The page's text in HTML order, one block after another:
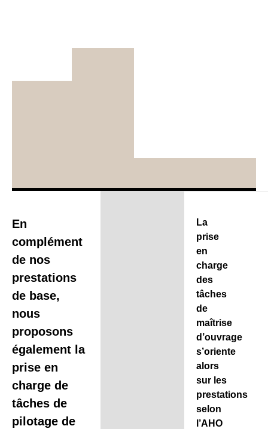
En
complément
de nos
prestations
de base,
nous
proposons
également la
prise en
charge de
tâches de
pilotage de
La
prise
en
charge
des
tâches
de
maîtrise
d’ouvrage
s’oriente
alors
sur les
prestations
selon
l’AHO